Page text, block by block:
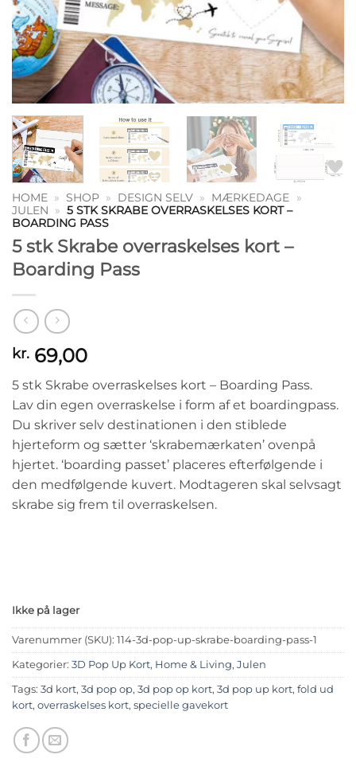
HOME » SHOP » DESIGN SELV » MÆRKEDAGE
»
JULEN
» 5 STK SKRABE OVERRASKELSES KORT –
BOARDING PASS
5 stk Skrabe overraskelses kort –
Boarding Pass
kr. 69,00
5 stk Skrabe overraskelses kort – Boarding Pass.
Lav din egen overraskelse i form af et boardingpass.
Du skriver selv destinationen i den stiblede
hjerteform og sætter ‘skrabemærkaten’ ovenpå
hjertet. ‘boarding passet’ placeres efterfølgende i
den medfølgende kuvert. Modtageren skal selvsagt
skrabe sig frem til overraskelsen.
Ikke på lager
Varenummer (SKU): 114-3d-pop-up-skrabe-boarding-pass-1
Kategorier: 3D Pop Up Kort, Home & Living, Julen
Tags: 3d kort, 3d pop op, 3d pop op kort, 3d pop up kort, fold ud
kort, overraskelses kort, specielle gavekort